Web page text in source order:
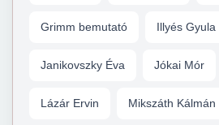
Grimm bemutató Illyés Gyula
Janikovszky Éva Jókai Mór
Lázár Ervin Mikszáth Kálmán